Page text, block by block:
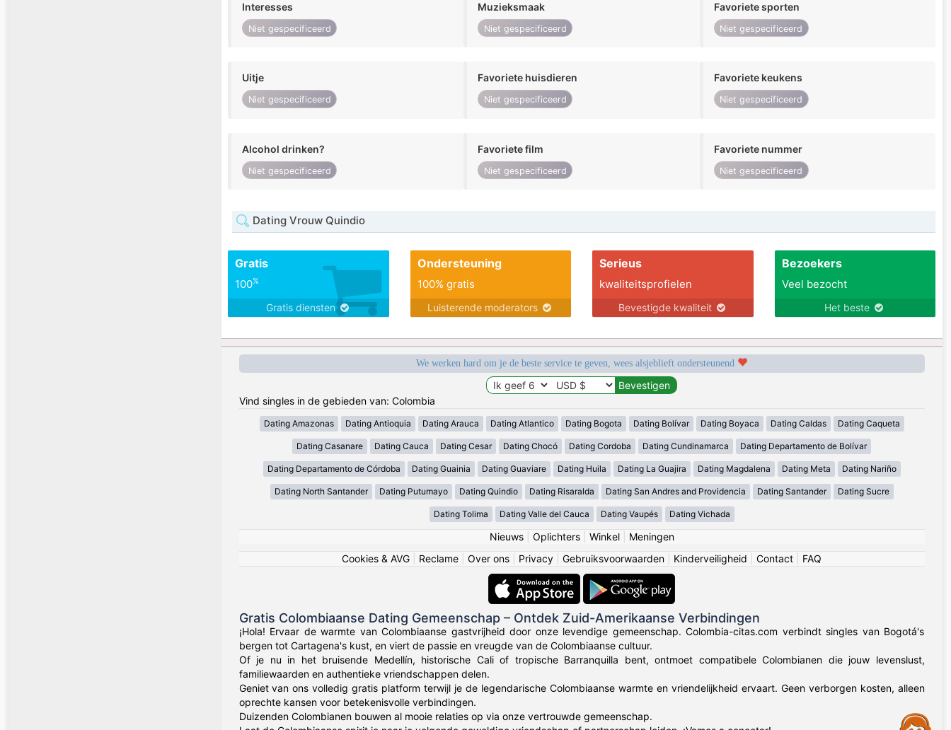
Interesses
Niet gespecificeerd
Muzieksmaak
Niet gespecificeerd
Favoriete sporten
Niet gespecificeerd
Uitje
Niet gespecificeerd
Favoriete huisdieren
Niet gespecificeerd
Favoriete keukens
Niet gespecificeerd
Alcohol drinken?
Niet gespecificeerd
Favoriete film
Niet gespecificeerd
Favoriete nummer
Niet gespecificeerd
Dating Vrouw Quindio
Gratis
100%
Gratis diensten
Ondersteuning
100% gratis
Luisterende moderators
Serieus
kwaliteitsprofielen
Bevestigde kwaliteit
Bezoekers
Veel bezocht
Het beste
We werken hard om je de beste service te geven, wees alsjeblieft ondersteunend
Vind singles in de gebieden van: Colombia
Dating Amazonas Dating Antioquia Dating Arauca Dating Atlantico Dating Bogota Dating Bolívar Dating Boyaca Dating Caldas Dating Caqueta
Dating Casanare Dating Cauca Dating Cesar Dating Chocó Dating Cordoba Dating Cundinamarca Dating Departamento de Bolívar
Dating Departamento de Córdoba Dating Guainia Dating Guaviare Dating Huila Dating La Guajira Dating Magdalena Dating Meta Dating Nariño
Dating North Santander Dating Putumayo Dating Quindio Dating Risaralda Dating San Andres and Providencia Dating Santander Dating Sucre
Dating Tolima Dating Valle del Cauca Dating Vaupés Dating Vichada
Nieuws| Oplichters| Winkel| Meningen
Cookies & AVG
Reclame Over ons Privacy Gebruiksvoorwaarden Kinderveiligheid Contact FAQ
Gratis Colombiaanse Dating Gemeenschap – Ontdek Zuid-Amerikaanse Verbindingen
¡Hola! Ervaar de warmte van Colombiaanse gastvrijheid door onze levendige gemeenschap. Colombia-citas.com verbindt singles van Bogotá's
bergen tot Cartagena's kust, en viert de passie en vreugde van de Colombiaanse cultuur.
Of je nu in het bruisende Medellín, historische Cali of tropische Barranquilla bent, ontmoet compatibele Colombianen die jouw levenslust,
familiewaarden en authentieke vriendschappen delen.
Geniet van ons volledig gratis platform terwijl je de legendarische Colombiaanse warmte en vriendelijkheid ervaart. Geen verborgen kosten, alleen
oprechte kansen voor betekenisvolle verbindingen.
Duizenden Colombianen bouwen al mooie relaties op via onze vertrouwde gemeenschap.